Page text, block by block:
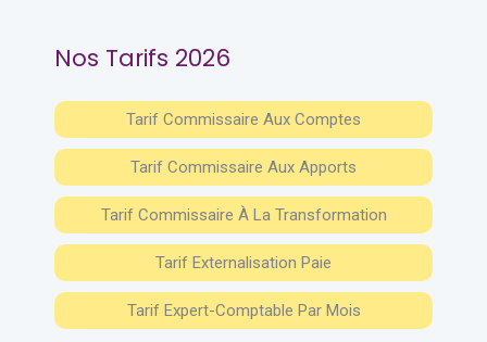
Nos Tarifs 2026
Tarif Commissaire Aux Comptes
Tarif Commissaire Aux Apports
Tarif Commissaire À La Transformation
Tarif Externalisation Paie
Tarif Expert-Comptable Par Mois